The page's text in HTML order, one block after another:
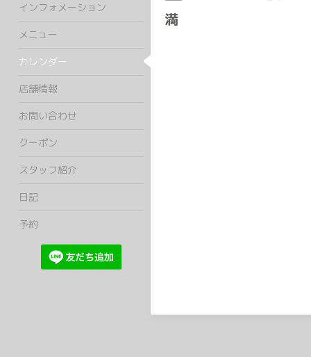
満
インフォメーション
メニュー
カレンダー
店舗情報
お問い合わせ
クーポン
スタッフ紹介
日記
予約